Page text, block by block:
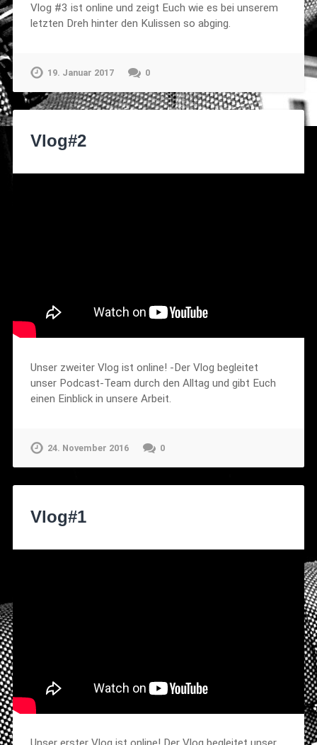
Vlog #3 ist online und zeigt Euch wie es bei unserem
letzten Dreh hinter den Kulissen so abging.
19. Januar 2017 0
Vlog#2
Unser zweiter Vlog ist online! -Der Vlog begleitet
unser Podcast-Team durch den Alltag und gibt Euch
einen Einblick in unsere Arbeit.
24. November 2016 0
Vlog#1